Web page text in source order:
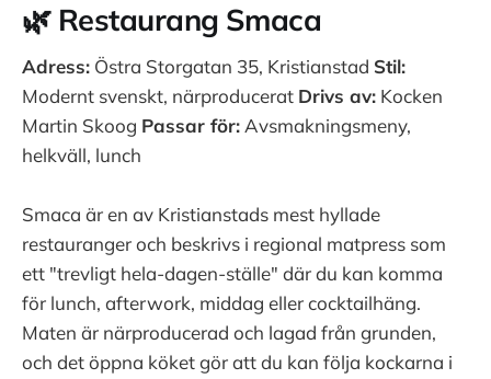
🌿 Restaurang Smaca
Adress: Östra Storgatan 35, Kristianstad Stil:
Modernt svenskt, närproducerat Drivs av: Kocken
Martin Skoog Passar för:Avsmakningsmeny,
helkväll, lunch
Smaca är en av Kristianstads mest hyllade
restauranger och beskrivs i regional matpress som
ett "trevligt hela-dagen-ställe" där du kan komma
för lunch, afterwork, middag eller cocktailhäng.
Maten är närproducerad och lagad från grunden,
och det öppna köket gör att du kan följa kockarna i